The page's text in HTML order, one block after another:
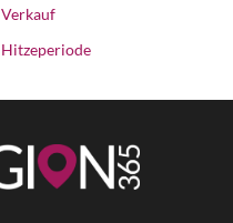
Verkauf
Hitzeperiode